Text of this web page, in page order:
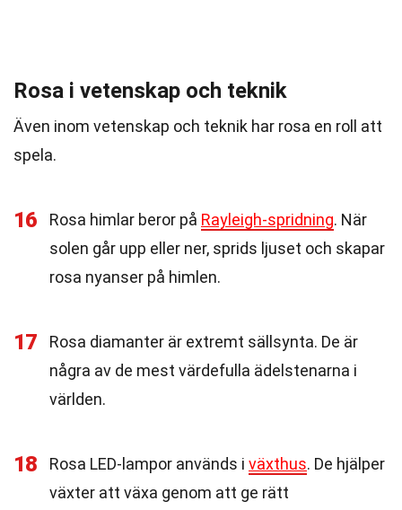
Rosa i vetenskap och teknik
Även inom vetenskap och teknik har rosa en roll att
spela.
16 Rosa himlar beror på Rayleigh-spridning. När
solen går upp eller ner, sprids ljuset och skapar
rosa nyanser på himlen.
17
Rosa diamanter är extremt sällsynta. De är
några av de mest värdefulla ädelstenarna i
världen.
18 Rosa LED-lampor används i växthus. De hjälper
växter att växa genom att ge rätt